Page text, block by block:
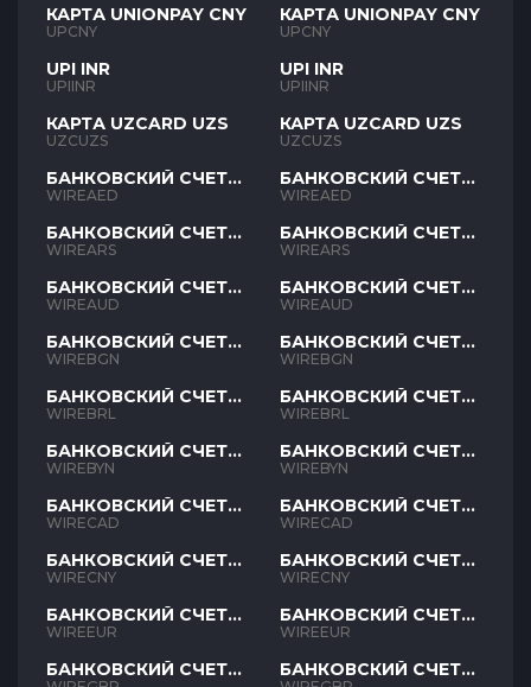
КАРТА UNIONPAY CNY
UPCNY
UPI INR
UPIINR
КАРТА UZCARD UZS
UZCUZS
БАНКОВСКИЙ СЧЕТ
AED
WIREAED
БАНКОВСКИЙ СЧЕТ
ARS
WIREARS
БАНКОВСКИЙ СЧЕТ
AUD
WIREAUD
БАНКОВСКИЙ СЧЕТ
BGN
WIREBGN
БАНКОВСКИЙ СЧЕТ
BRL
WIREBRL
БАНКОВСКИЙ СЧЕТ
BYN
WIREBYN
БАНКОВСКИЙ СЧЕТ
CAD
WIRECAD
БАНКОВСКИЙ СЧЕТ
CNY
WIRECNY
БАНКОВСКИЙ СЧЕТ
EUR
WIREEUR
БАНКОВСКИЙ СЧЕТ
КАРТА UNIONPAY CNY
UPCNY
UPI INR
UPIINR
КАРТА UZCARD UZS
UZCUZS
БАНКОВСКИЙ СЧЕТ
AED
WIREAED
БАНКОВСКИЙ СЧЕТ
ARS
WIREARS
БАНКОВСКИЙ СЧЕТ
AUD
WIREAUD
БАНКОВСКИЙ СЧЕТ
BGN
WIREBGN
БАНКОВСКИЙ СЧЕТ
BRL
WIREBRL
БАНКОВСКИЙ СЧЕТ
BYN
WIREBYN
БАНКОВСКИЙ СЧЕТ
CAD
WIRECAD
БАНКОВСКИЙ СЧЕТ
CNY
WIRECNY
БАНКОВСКИЙ СЧЕТ
EUR
WIREEUR
БАНКОВСКИЙ СЧЕТ